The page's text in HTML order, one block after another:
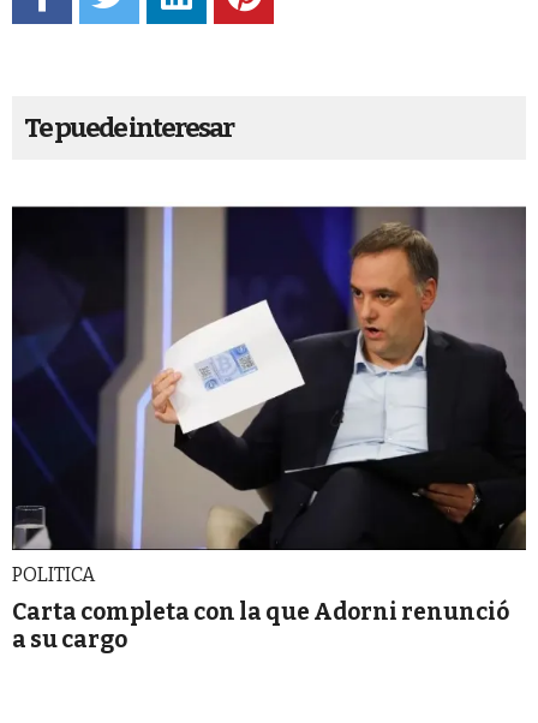
Te puede interesar
POLITICA
Carta completa con la que Adorni renunció
a su cargo